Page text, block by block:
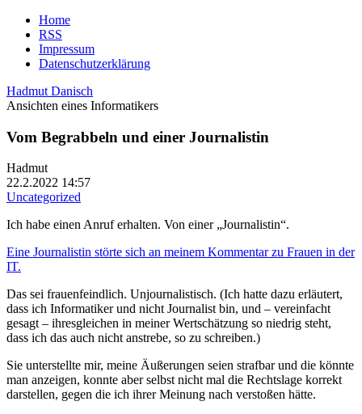
Home
RSS
Impressum
Datenschutzerklärung
Hadmut Danisch
Ansichten eines Informatikers
Vom Begrabbeln und einer Journalistin
Hadmut
22.2.2022 14:57
Uncategorized
Ich habe einen Anruf erhalten. Von einer „Journalistin“.
Eine Journalistin störte sich an meinem Kommentar zu Frauen in der
IT.
Das sei frauenfeindlich. Unjournalistisch. (Ich hatte dazu erläutert,
dass ich Informatiker und nicht Journalist bin, und – vereinfacht
gesagt – ihresgleichen in meiner Wertschätzung so niedrig steht,
dass ich das auch nicht anstrebe, so zu schreiben.)
Sie unterstellte mir, meine Äußerungen seien strafbar und die könnte
man anzeigen, konnte aber selbst nicht mal die Rechtslage korrekt
darstellen, gegen die ich ihrer Meinung nach verstoßen hätte.